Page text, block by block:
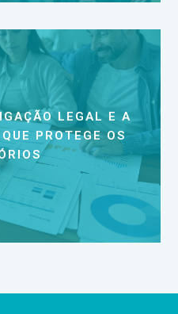
LEGAL E A
PROTEGE OS